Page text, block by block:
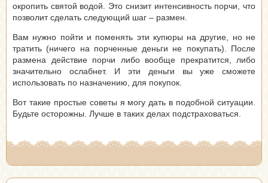
окропить святой водой. Это снизит интенсивность порчи, что
позволит сделать следующий шаг – размен.
Вам нужно пойти и поменять эти купюры на другие, но не
тратить (ничего на порченные деньги не покупать). После
размена действие порчи либо вообще прекратится, либо
значительно ослабнет. И эти деньги вы уже сможете
использовать по назначению, для покупок.
Вот такие простые советы я могу дать в подобной ситуации.
Будьте осторожны. Лучше в таких делах подстраховаться.